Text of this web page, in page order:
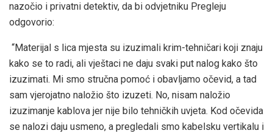
nazočio i privatni detektiv, da bi odvjetniku Pregleju
odgovorio:
“Materijal s lica mjesta su izuzimali krim-tehničari koji znaju
kako se to radi, ali vještaci ne daju svaki put nalog kako što
izuzimati. Mi smo stručna pomoć i obavljamo očevid, a tad
sam vjerojatno naložio što izuzeti. No, nisam naložio
izuzimanje kablova jer nije bilo tehničkih uvjeta. Kod očevida
se nalozi daju usmeno, a pregledali smo kabelsku vertikalu i